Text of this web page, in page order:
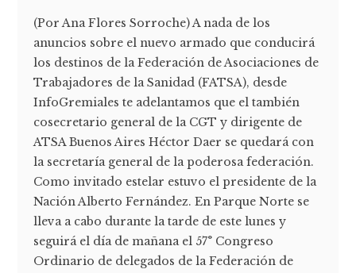
(Por Ana Flores Sorroche) A nada de los
anuncios sobre el nuevo armado que conducirá
los destinos de la Federación de Asociaciones de
Trabajadores de la Sanidad (FATSA), desde
InfoGremiales te adelantamos que el también
cosecretario general de la CGT y dirigente de
ATSA Buenos Aires Héctor Daer se quedará con
la secretaría general de la poderosa federación.
Como invitado estelar estuvo el presidente de la
Nación Alberto Fernández. En Parque Norte se
lleva a cabo durante la tarde de este lunes y
seguirá el día de mañana el 57° Congreso
Ordinario de delegados de la Federación de